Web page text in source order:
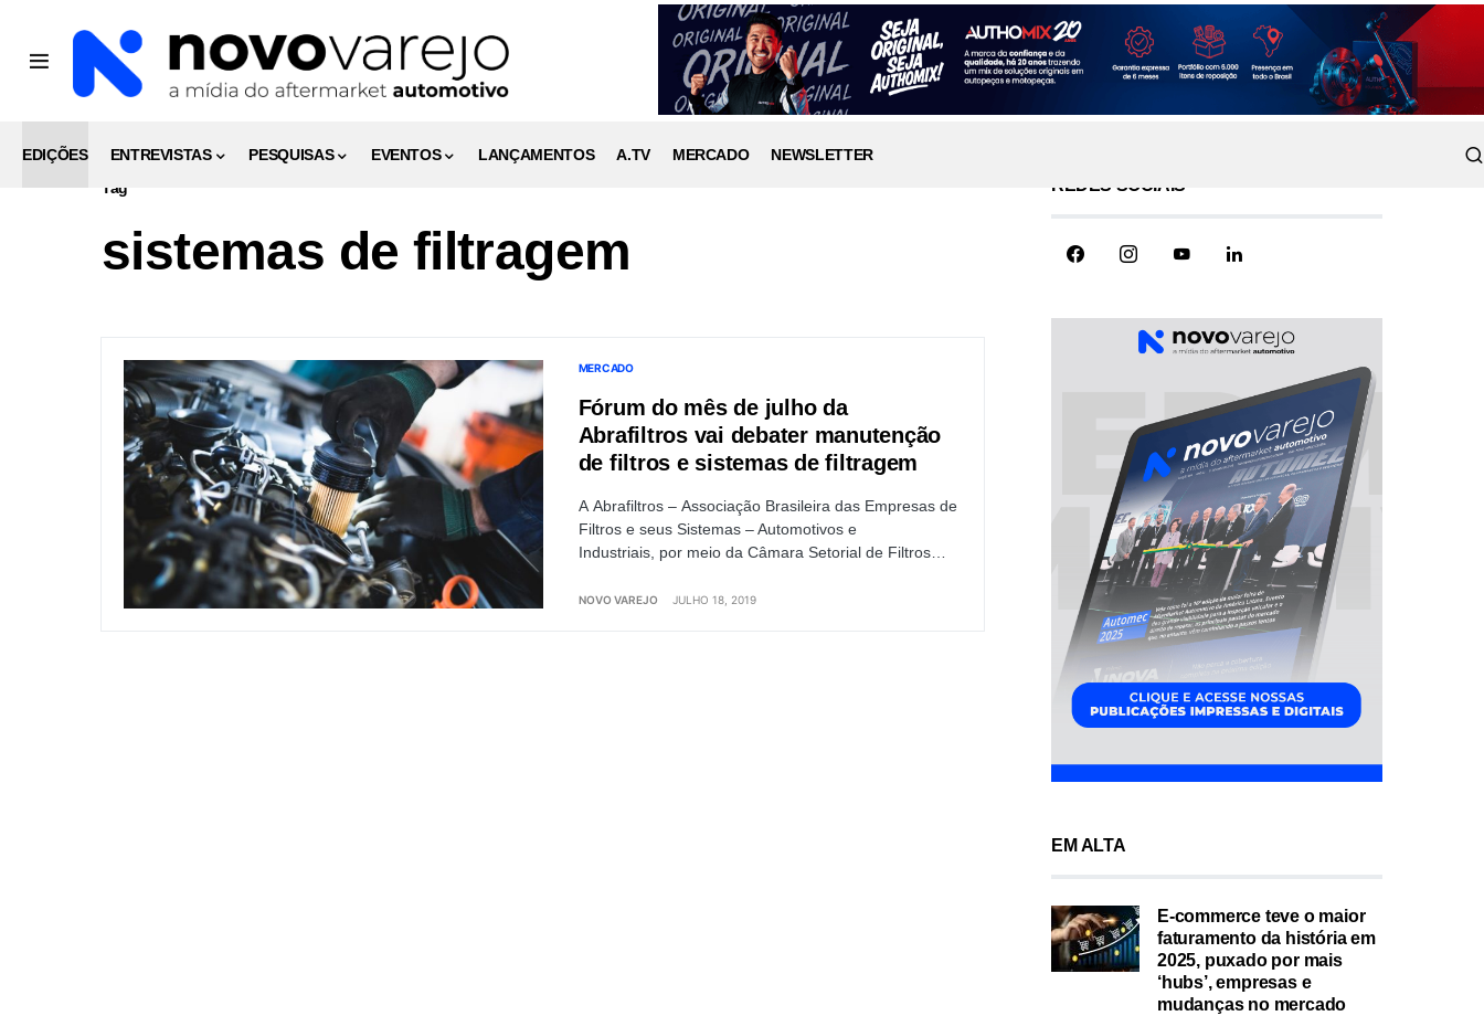
EDIÇÕES ENTREVISTAS PESQUISAS EVENTOS LANÇAMENTOS A.TV MERCADO
NEWSLETTER
Tag
sistemas de filtragem
MERCADO
Fórum do mês de julho da
Abrafiltros vai debater manutenção
de filtros e sistemas de filtragem
A Abrafiltros – Associação Brasileira das Empresas de
Filtros e seus Sistemas – Automotivos e
Industriais, por meio da Câmara Setorial de Filtros…
NOVO VAREJO JULHO 18, 2019
REDES SOCIAIS
EM ALTA
E-commerce teve o maior
faturamento da história em
2025, puxado por mais
‘hubs’, empresas e
mudanças no mercado